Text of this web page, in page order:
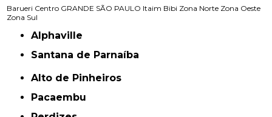
Barueri Centro GRANDE SÃO PAULO Itaim Bibi Zona Norte Zona Oeste
Zona Sul
Alphaville
Santana de Parnaíba
Alto de Pinheiros
Pacaembu